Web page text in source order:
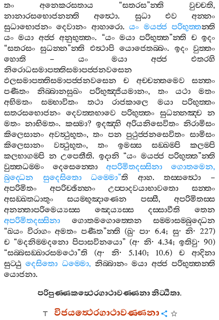
තං
අනෙකරසතාය “සතරස”න‍්ති වුච‍්චති,
නානාරසභොජනන‍්ති
අත්‍ථො. සුධා එව
අන‍්නං
සුධාභොජනං දෙවානං ආහාරො.යං මයජ‍්ජ පරිභුත‍්තන‍්ති
යං මයා අජ‍්ජ අනුභුත‍්තං. “යං මයා පරිභුත‍්ත”න‍්ති ච ඉදං
“සතරසං සුධන‍්න”න‍්ති එත්‍ථාපි යොජෙතබ‍්බං. ඉදං වුත‍්තං
හොති – යං මයා අජ‍්ජ
එතරහි
නිරොධසමාපත‍්තිසමාපජ‍්ජනවසෙන
ඵලසමාපත‍්තිසමාපජ‍්ජනවසෙන
ච අච‍්චන‍්තමෙව
සන‍්තං
පණීතං
නිබ‍්බානසුඛං පරිභුඤ‍්ජියමානං, තං යථා
මතං
අභිමතං
සම‍්භාවිතං තථා රාජකාලෙ මයා
පරිභුත‍්තං
සතරසභොජනං දෙවත‍්තභාවෙ පරිභුත‍්තං සුධන‍්නඤ‍්ච න
මතං නාභිමතං. කස‍්මා?ඉදඤ‍්හි අරියනිසෙවිතං නිරාමිසං
කිලෙසානං අවත්‍ථුභූතං,තං පන පුථුජ‍්ජනසෙවිතං සාමිසං
කිලෙසානං
වත්‍ථුභූතං, තං ඉමස‍්ස සඞ‍්ඛම‍්පි
කලම‍්පි
කලභාගම‍්පි න උපෙතීති. ඉදානි “යං මයජ‍්ජ පරිභුත‍්ත”න‍්ති
වුත‍්තධම‍්මං
දෙසෙන‍්තො අපරිමිතදස‍්සිනා ගොතමෙන,
බුද‍්ධෙන
සුදෙසිතො ධම‍්මො”ති ආහ.තස‍්සත්‍ථො –
අපරිමිතං
අපරිච‍්ඡින‍්නං උප‍්පාදවයාභාවතො
සන‍්තං
අසඞ‍්ඛතධාතුං
සයම‍්භූඤාණෙන පස‍්සී,අපරිමිතස‍්ස
අනන‍්තාපරිමෙය්‍යස‍්ස
ඤෙය්‍යස‍්ස දස‍්සාවීති
තෙන
අපරිමිතදස‍්සිනා
ගොතමගොත‍්තෙන
සම‍්මාසම‍්බුද‍්ධෙන
“ඛයං විරාගං අමතං පණීත”න‍්ති (ඛු·පා· 6.4; සු·නි· 227)
ච “මදනිම‍්මදනො පිපාසවිනයො” (අ· නි· 4.34; ඉතිවු· 90)
“සබ‍්බසඞ‍්ඛාරසමථො”ති (අ· නි· 5.140; 10.6)ච
ආදිනා
සුට‍්ඨු දෙසිතො ධම‍්මො, නිබ‍්බානං මයා අජ‍්ජ පරිභුත‍්තන‍්ති
යොජනා.
පරිපුණ‍්ණකත්‍ථෙරගාථාවණ‍්ණනානිට‍්ඨිතා.
විජයත්‍ථෙරගාථාවණ‍්ණනා